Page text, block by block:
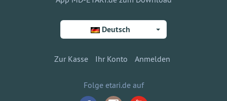
Deutsch
Zur Kasse Ihr Konto Anmelden
Folge etari.de auf